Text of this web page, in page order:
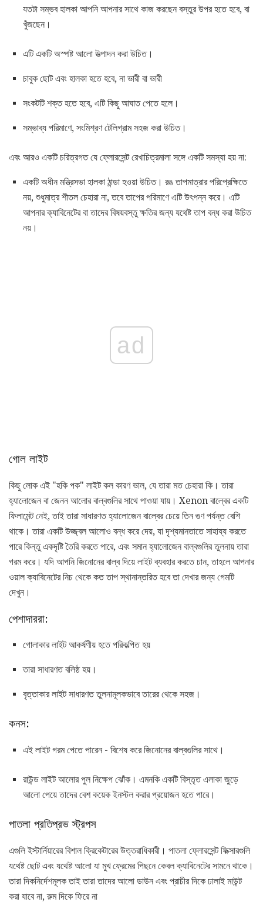
যতটা সম্ভব হালকা আপনি আপনার সাথে কাজ করছেন বস্তুর উপর হতে হবে, বা
খুঁজছেন।
এটি একটি অস্পষ্ট আলো উত্পাদন করা উচিত।
চাবুক ছোট এবং হালকা হতে হবে, না ভারী বা ভারী
সংকটটি শক্ত হতে হবে, এটি কিছু আঘাত পেতে হলে।
সম্ভাব্য পরিমাণে, সংমিশ্রণ টেলিগ্রাম সহজ করা উচিত।
এবং আরও একটি চরিত্রগত যে ফ্লোরসেন্ট রেখাচিত্রমালা সঙ্গে একটি সমস্যা হয় না:
একটি অধীন মন্ত্রিসভা হালকা ঠান্ডা হওয়া উচিত। রঙ তাপমাত্রার পরিপ্রেক্ষিতে
নয়, শুধুমাত্র শীতল চেহারা না, তবে তাপের পরিমাণে এটি উৎপন্ন করে। এটি
আপনার ক্যাবিনেটের বা তাদের বিষয়বস্তু ক্ষতির জন্য যথেষ্ট তাপ বন্ধ করা উচিত
নয়।
ad
গোল লাইট
কিছু লোক এই "হকি পক" লাইট কল কারণ ভাল, যে তারা মত চেহারা কি। তারা
হ্যালোজেন বা জেনন আলোর বাল্বগুলির সাথে পাওয়া যায়। Xenon বাল্বের একটি
ফিলামেন্ট নেই, তাই তারা সাধারণত হ্যালোজেন বাল্বের চেয়ে তিন গুণ পর্যন্ত বেশি
থাকে। তারা একটি উজ্জ্বল আলোও বন্ধ করে দেয়, যা দৃশ্যমানতাতে সাহায্য করতে
পারে কিন্তু একদৃষ্টি তৈরি করতে পারে, এবং সমান হ্যালোজেন বাল্বগুলির তুলনায় তারা
গরম করে। যদি আপনি জিনোনের বাল্ব দিয়ে লাইট ব্যবহার করতে চান, তাহলে আপনার
ওয়াল ক্যাবিনেটের নিচ থেকে কত তাপ স্থানান্তরিত হবে তা দেখার জন্য গেমটি
দেখুন।
পেশাদাররা:
গোলাকার লাইট আকর্ষণীয় হতে পরিকল্পিত হয়
তারা সাধারণত বলিষ্ঠ হয়।
বৃত্তাকার লাইট সাধারণত তুলনামূলকভাবে তারের থেকে সহজ।
কনস:
এই লাইট গরম পেতে পারেন - বিশেষ করে জিনোনের বাল্বগুলির সাথে।
রাউন্ড লাইট আলোর পুল নিক্ষেপ ঝোঁক। এমনকি একটি বিস্তৃত এলাকা জুড়ে
আলো পেয়ে তাদের বেশ কয়েক ইনস্টল করার প্রয়োজন হতে পারে।
পাতলা প্রতিপ্রভ স্ট্রপস
এগুলি ইস্টার্নিয়ারের বিশাল ক্রিকেটারের উত্তরাধিকারী। পাতলা ফ্লোরসেন্ট ফিক্সারগুলি
যথেষ্ট ছোট এবং যথেষ্ট আলো যা মুখ ফ্রেমের পিছনে কেবল ক্যাবিনেটের সামনে থাকে।
তারা দিকনির্দেশমূলক তাই তারা তাদের আলো ডাউন এবং প্রাচীর দিকে ঢালাই মাউন্ট
করা যাবে না, রুম দিকে ফিরে না